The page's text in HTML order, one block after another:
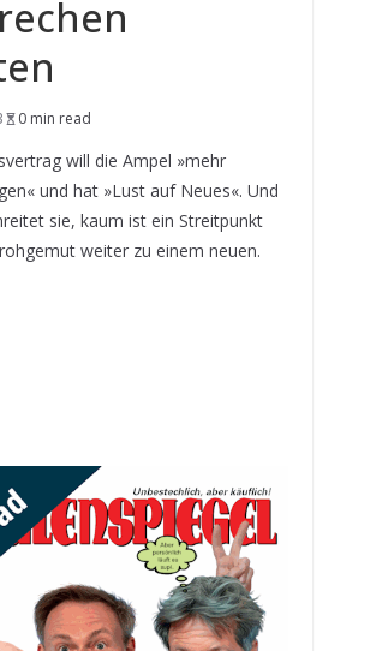
0 min read
will die Ampel »mehr
und hat »Lust auf Neues«. Und
sie, kaum ist ein Streitpunkt
weiter zu einem neuen.